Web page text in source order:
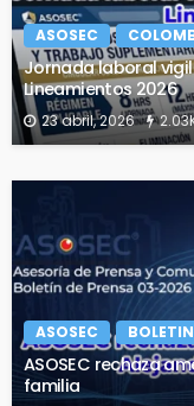
ASOSEC
Jornada laboral
Lineamientos 2026
23 abril, 2026
ASOSEC
ASOSEC rechaza
familia